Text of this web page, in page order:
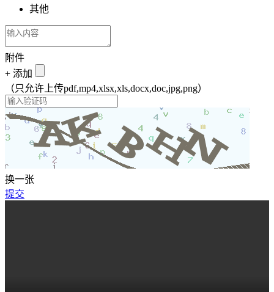
其他
附件
+ 添加
（只允许上传pdf,mp4,xlsx,xls,docx,doc,jpg,png）
换一张
提交